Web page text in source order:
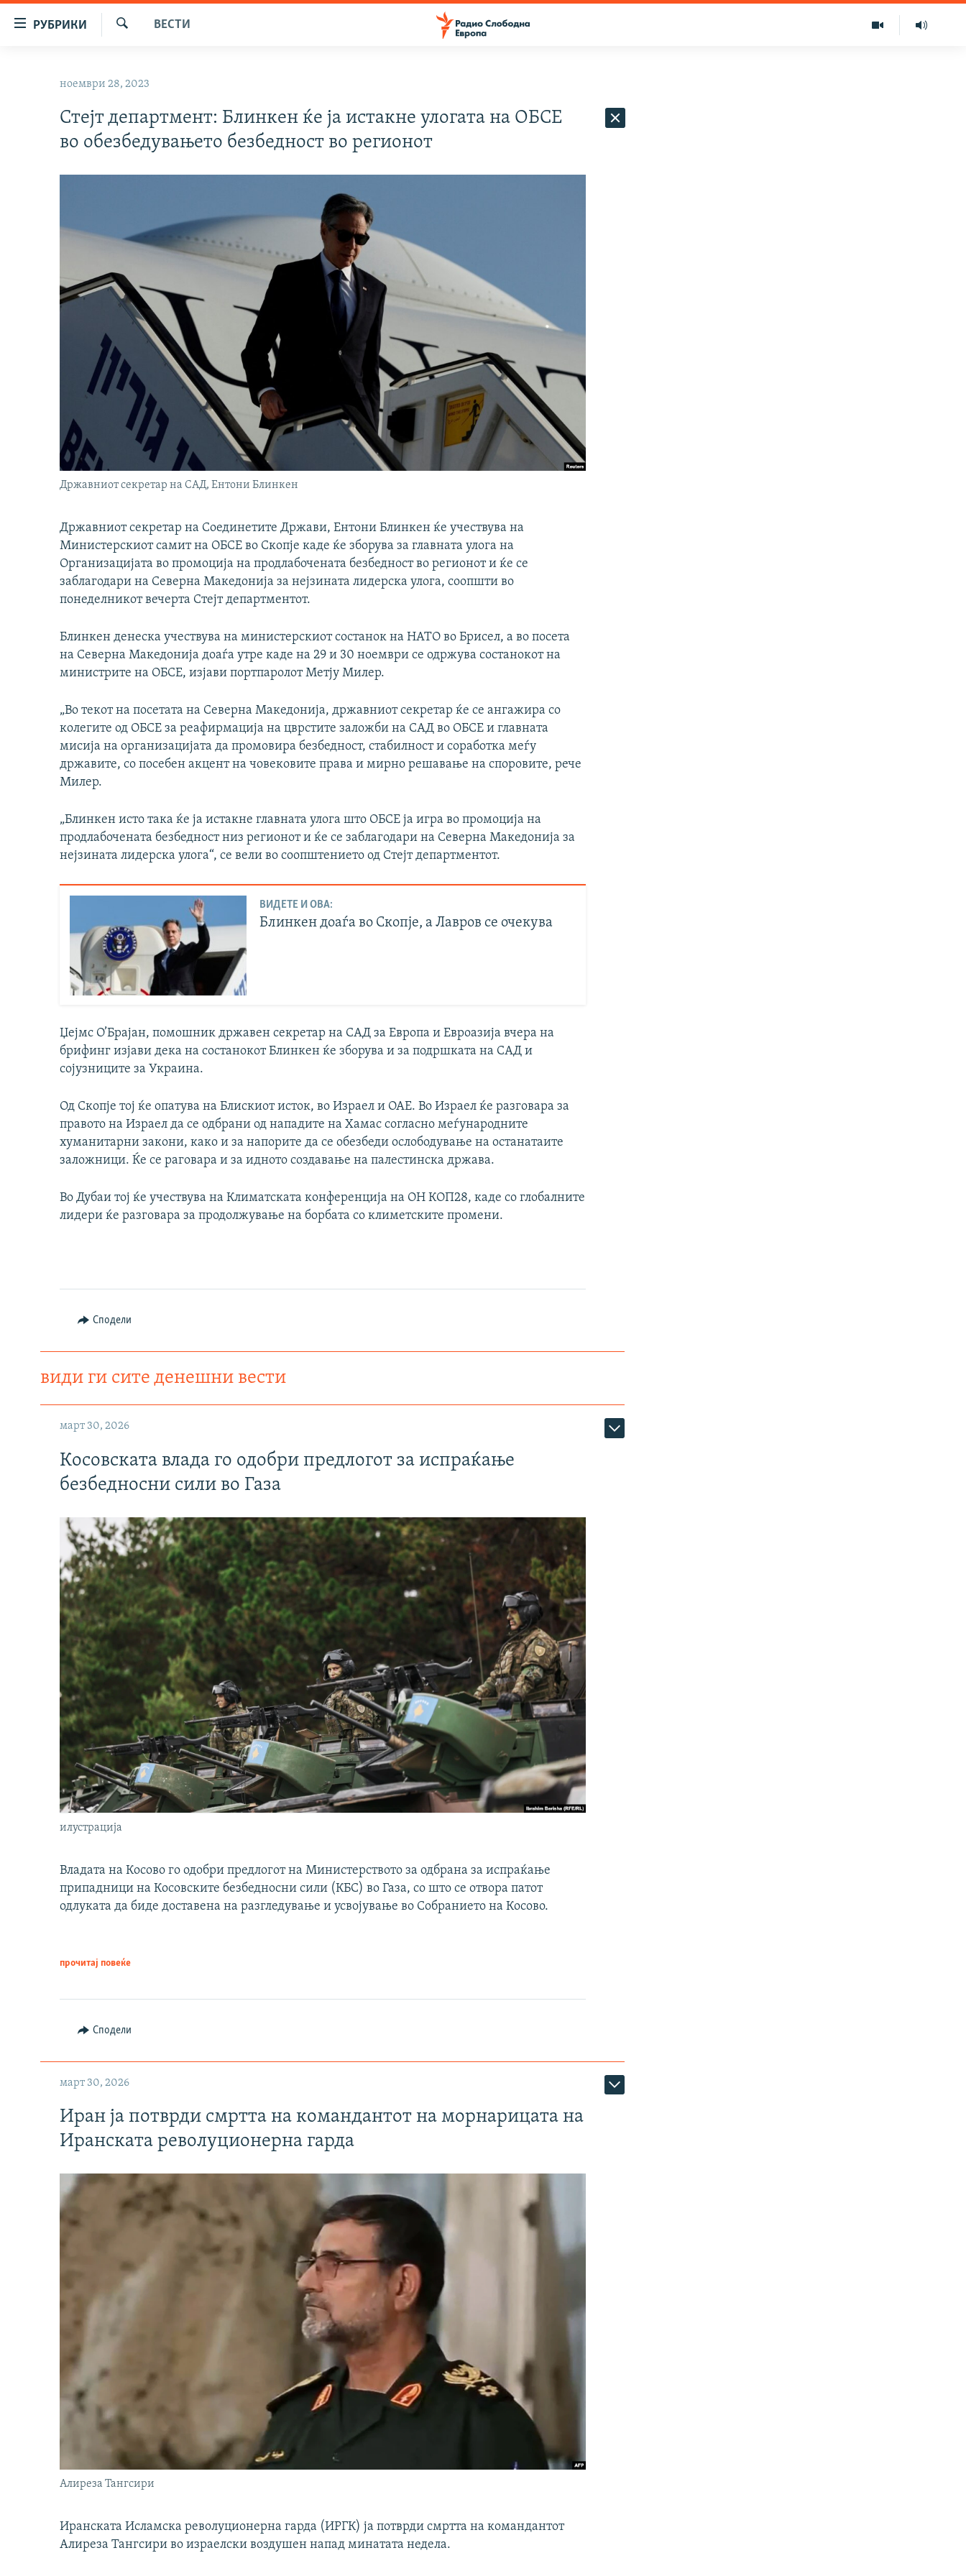
РУБРИКИ
ВИЗУЕЛНО
ВЕСТИ
ноември 28, 2023
Стејт департмент: Блинкен ќе ја истакне улогата на ОБСЕ
во обезбедувањето безбедност во регионот
Државниот секретар на САД, Ентони Блинкен
Државниот секретар на Соединетите Држави, Ентони Блинкен ќе учествува на
Министерскиот самит на ОБСЕ во Скопје каде ќе зборува за главната улога на
Организацијата во промоција на продлабочената безбедност во регионот и ќе се
заблагодари на Северна Македонија за нејзината лидерска улога, соопшти во
понеделникот вечерта Стејт департментот.
Блинкен денеска учествува на министерскиот состанок на НАТО во Брисел, а во посета
на Северна Македонија доаѓа утре каде на 29 и 30 ноември се одржува состанокот на
министрите на ОБСЕ, изјави портпаролот Метју Милер.
„Во текот на посетата на Северна Македонија, државниот секретар ќе се ангажира со
колегите од ОБСЕ за реафирмација на цврстите заложби на САД во ОБСЕ и главната
мисија на организацијата да промовира безбедност, стабилност и соработка меѓу
државите, со посебен акцент на човековите права и мирно решавање на споровите, рече
Милер.
„Блинкен исто така ќе ја истакне главната улога што ОБСЕ ја игра во промоција на
продлабочената безбедност низ регионот и ќе се заблагодари на Северна Македонија за
нејзината лидерска улога“, се вели во соопштението од Стејт департментот.
ВИДЕТЕ И ОВА:
Блинкен доаѓа во Скопје, а Лавров се очекува
Џејмс О’Брајан, помошник државен секретар на САД за Европа и Евроазија вчера на
брифинг изјави дека на состанокот Блинкен ќе зборува и за подршката на САД и
сојузниците за Украина.
Од Скопје тој ќе опатува на Блискиот исток, во Израел и ОАЕ. Во Израел ќе разговара за
правото на Израел да се одбрани од нападите на Хамас согласно меѓународните
хуманитарни закони, како и за напорите да се обезбеди ослободување на останатаите
заложници. Ќе се раговара и за идното создавање на палестинска држава.
Во Дубаи тој ќе учествува на Климатската конференција на ОН КОП28, каде со глобалните
лидери ќе разговара за продолжување на борбата со климетските промени.
Сподели
види ги сите денешни вести
март 30, 2026
Косовската влада го одобри предлогот за испраќање
безбедносни сили во Газа
илустрација
Владата на Косово го одобри предлогот на Министерството за одбрана за испраќање
припадници на Косовските безбедносни сили (КБС) во Газа, со што се отвора патот
одлуката да биде доставена на разгледување и усвојување во Собранието на Косово.
прочитај повеќе
Сподели
март 30, 2026
Иран ја потврди смртта на командантот на морнарицата на
Иранската револуционерна гарда
Алиреза Тангсири
Иранската Исламска револуционерна гарда (ИРГК) ја потврди смртта на командантот
Алиреза Тангсири во израелски воздушен напад минатата недела.